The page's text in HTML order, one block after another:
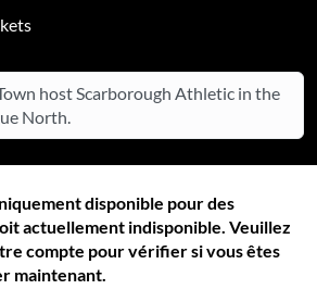
host Scarborough Athletic in the
North.
disponible pour des
actuellement indisponible. Veuillez
compte pour vérifier si vous êtes
maintenant.